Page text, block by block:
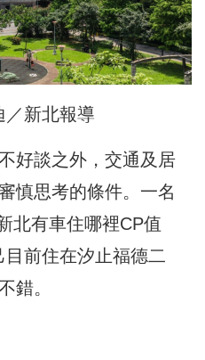
／新北報導
好談之外，交通及居
慎思考的條件。一名
北有車住哪裡CP值
前住在汐止福德二
錯。